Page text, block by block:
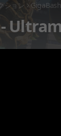
ション